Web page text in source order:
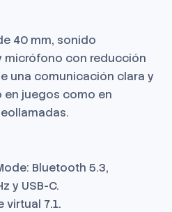
40 mm, sonido
micrófono con reducción
una comunicación clara y
en juegos como en
Bluetooth 5.3,
y USB-C.
virtual 7.1.